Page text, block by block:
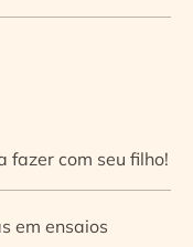
fazer com seu filho!
em ensaios